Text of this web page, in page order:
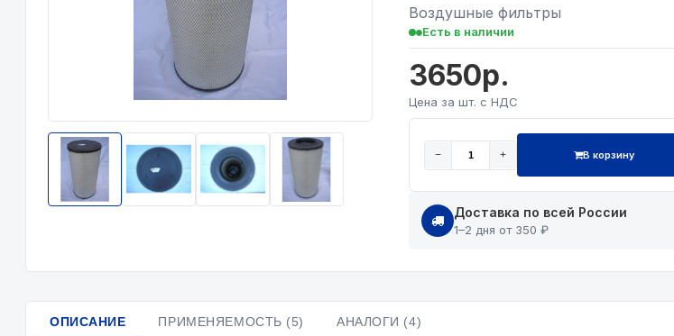
Воздушные фильтры
Есть в наличии
3650р.
Цена за шт. с НДС
− + В корзину
Доставка по всей России
1–2 дня от 350 ₽
ОПИСАНИЕ ПРИМЕНЯЕМОСТЬ (5) АНАЛОГИ (4)